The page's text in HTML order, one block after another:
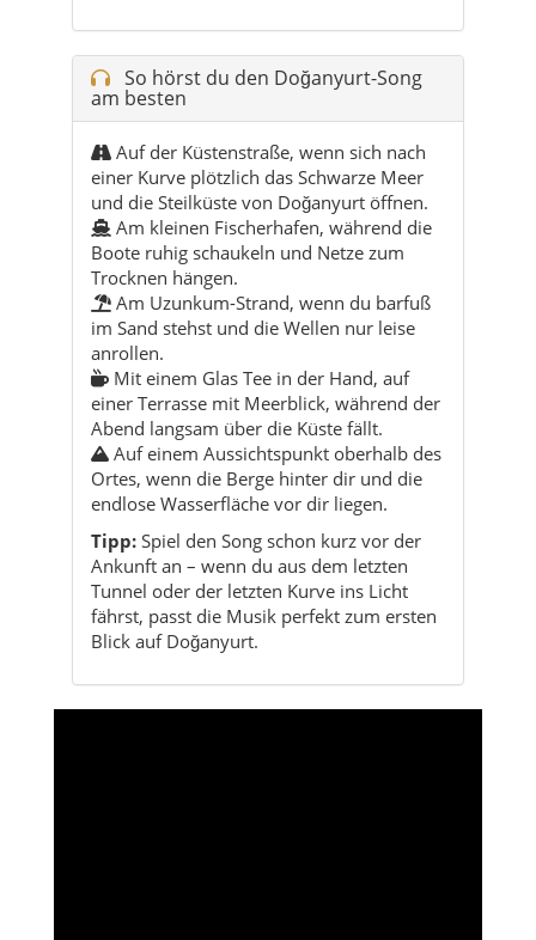
So hörst du den Doğanyurt-Song
am besten
Auf der Küstenstraße, wenn sich nach
einer Kurve plötzlich das Schwarze Meer
und die Steilküste von Doğanyurt öffnen.
Am kleinen Fischerhafen, während die
Boote ruhig schaukeln und Netze zum
Trocknen hängen.
Am Uzunkum-Strand, wenn du barfuß
im Sand stehst und die Wellen nur leise
anrollen.
Mit einem Glas Tee in der Hand, auf
einer Terrasse mit Meerblick, während der
Abend langsam über die Küste fällt.
Auf einem Aussichtspunkt oberhalb des
Ortes, wenn die Berge hinter dir und die
endlose Wasserfläche vor dir liegen.
Tipp: Spiel den Song schon kurz vor der
Ankunft an – wenn du aus dem letzten
Tunnel oder der letzten Kurve ins Licht
fährst, passt die Musik perfekt zum ersten
Blick auf Doğanyurt.